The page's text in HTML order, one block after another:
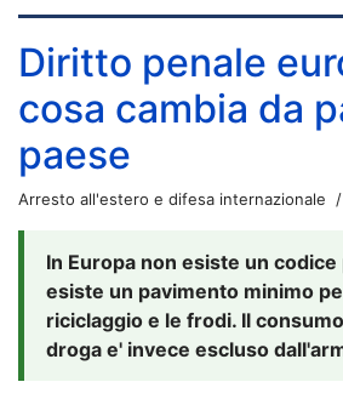
Diritto penale
cosa cambia da
paese
Arresto all'estero e difesa internazionale
In Europa non esiste un
esiste un pavimento minimo
riciclaggio e le frodi. Il
droga e' invece escluso